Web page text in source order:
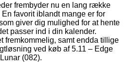
frembyder nu en lang række
favorit iblandt mange er for
giver dig mulighed for at hente
passer ind i din kalender.
fremkommelig, samt endda tillige
ved køb af 5.11 – Edge
(082).